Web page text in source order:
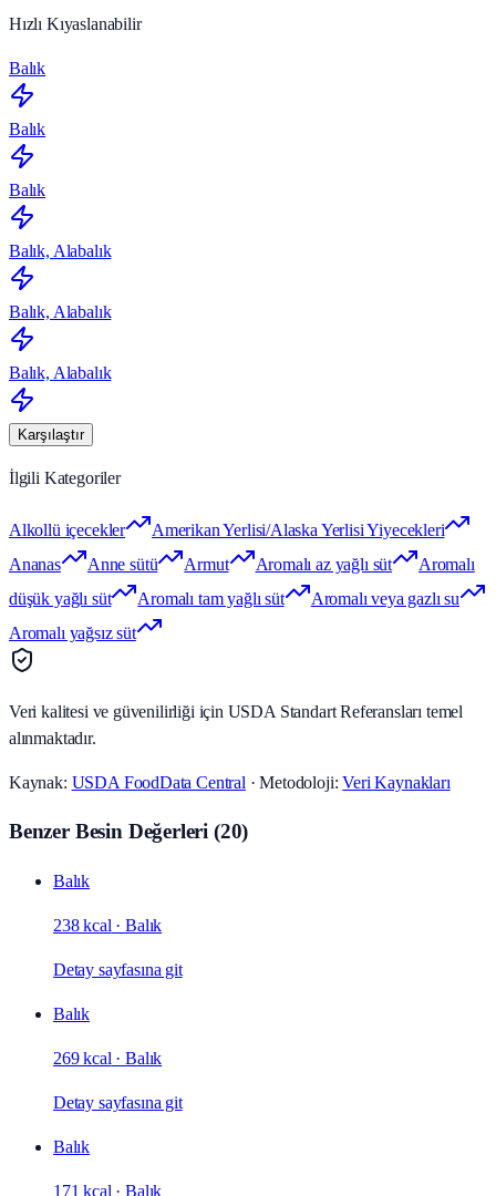
Hızlı Kıyaslanabilir
Balık
Balık
Balık
Balık, Alabalık
Balık, Alabalık
Balık, Alabalık
Karşılaştır
İlgili Kategoriler
Alkollü içecekler
Amerikan Yerlisi/Alaska Yerlisi Yiyecekleri
Ananas
Anne sütü Armut Aromalı az yağlı süt
Aromalı
düşük yağlı süt
Aromalı tam yağlı süt
Aromalı veya gazlı su
Aromalı yağsız süt
Veri kalitesi ve güvenilirliği için USDA Standart Referansları temel
alınmaktadır.
Kaynak: USDA FoodData Central · Metodoloji:Veri Kaynakları
Benzer Besin Değerleri (20)
Balık
238 kcal ·Balık
Detay sayfasına git
Balık
269 kcal ·Balık
Detay sayfasına git
Balık
171 kcal ·Balık